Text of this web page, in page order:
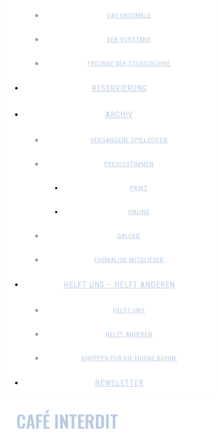
DAS ENSEMBLE
DER VORSTAND
FREUNDE DER STUDIOBÜHNE
RESERVIERUNG
ARCHIV
VERGANGENE SPIELZEITEN
PRESSESTIMMEN
PRINT
ONLINE
GALERIE
EHEMALIGE MITGLIEDER
HELFT UNS – HELFT ANDEREN
HELFT UNS
HELFT ANDEREN
SHOPPEN FÜR DIE EIGENE BÜHNE
NEWSLETTER
CAFÉ INTERDIT